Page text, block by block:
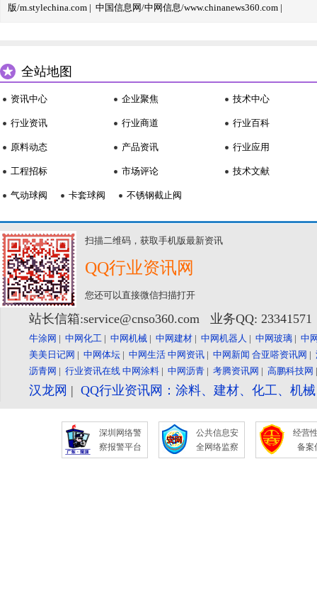
版/m.stylechina.com | 中国信息网/中网信息/www.chinanews360.com |
全站地图
资讯中心
行业资讯
原料动态
工程招标
企业聚焦
行业商道
产品资讯
市场评论
技术中心
行业百科
行业应用
技术文献
气动球阀 卡套球阀 不锈钢截止阀
扫描二维码，获取手机版最新资讯
QQ行业资讯网
您还可以直接微信扫描打开
站长信箱:service@cnso360.com 业务QQ:
牛涂网 | 中网化工 | 中网机械 | 中网建材 | 中网机器人 | 中网玻璃 | 中
美美日记网 | 中网体坛 | 中网生活 中网资讯 | 中网新闻 合亚嗒资讯网 |
沥青网 | 行业资讯在线 中网涂料 | 中网沥青 | 考腾资讯网 | 高鹏科技网
汉龙网 | QQ行业资讯网：涂料、建材、化工、机
深圳网络警
察报警平台
公共信息安
全网络监察
经营
备案